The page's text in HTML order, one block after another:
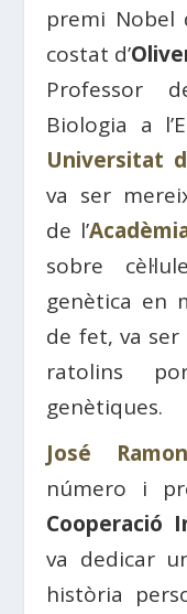
premi Nobel
costat d’
Professor
Biologia a
Universitat
va ser
de l’
sobre
genètica en
de fet, va
ratolins
genètiques.
José
número i
Cooperació
va dedicar
història